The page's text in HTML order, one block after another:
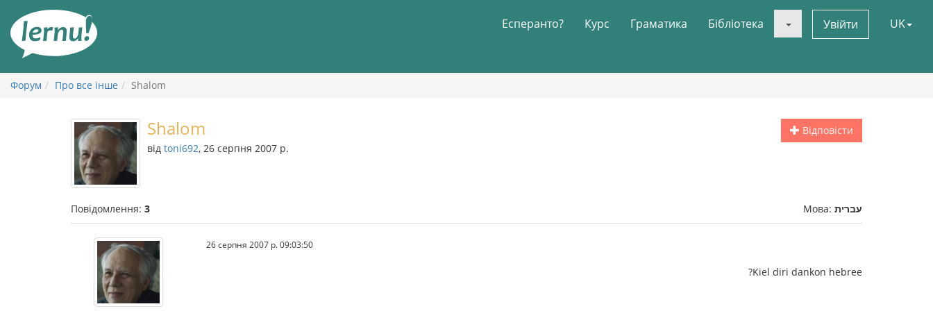
змісту
Есперанто? Курс Граматика Бібліотека Увійти UK
Форум Про все інше Shalom
Відповісти
Shalom
від toni692, 26 серпня 2007 р.
Повідомлення: 3 Мова: עברית
26 серпня 2007 р. 09:03:50
Kiel diri dankon hebree?